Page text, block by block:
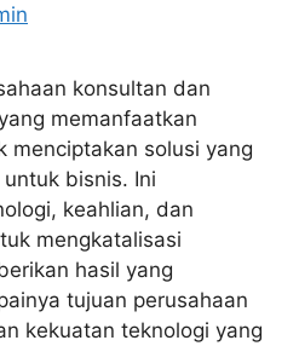
konsultan dan
memanfaatkan
menciptakan solusi yang
bisnis. Ini
keahlian, dan
mengkatalisasi
hasil yang
tujuan perusahaan
kekuatan teknologi yang